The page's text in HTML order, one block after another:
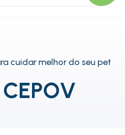
cuidar melhor do seu pet